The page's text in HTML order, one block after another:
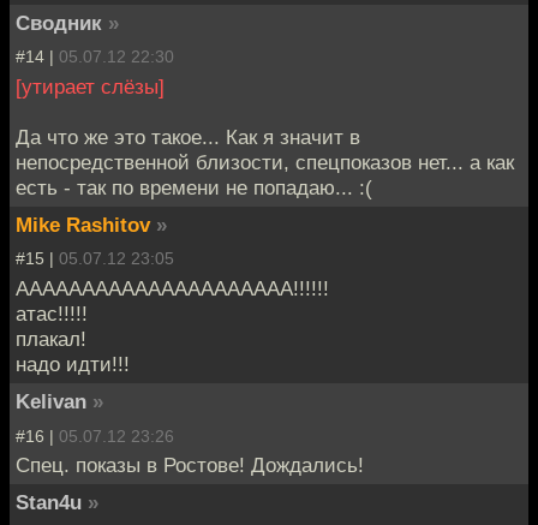
Сводник »
#14 | 05.07.12 22:30
[утирает слёзы]
Да что же это такое... Как я значит в
непосредственной близости, спецпоказов нет... а как
есть - так по времени не попадаю... :(
Mike Rashitov »
#15 | 05.07.12 23:05
ААААААААААААААААААААА!!!!!!
атас!!!!!
плакал!
надо идти!!!
Kelivan »
#16 | 05.07.12 23:26
Спец. показы в Ростове! Дождались!
Stan4u »